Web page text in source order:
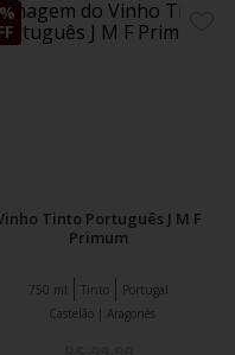
Tinto Português J M F
Primum
Tinto Portugal
750 ml
Castelão | Aragonés